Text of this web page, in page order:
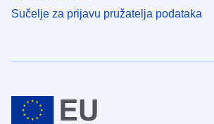
Sučelje za prijavu pružatelja podataka